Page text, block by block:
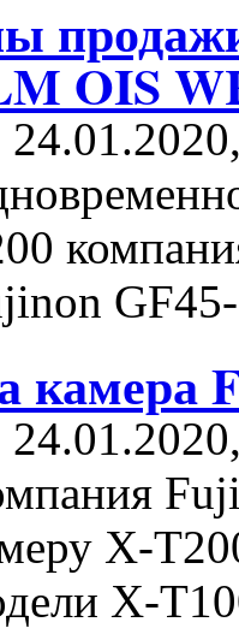
OIS
камера
X-
X-